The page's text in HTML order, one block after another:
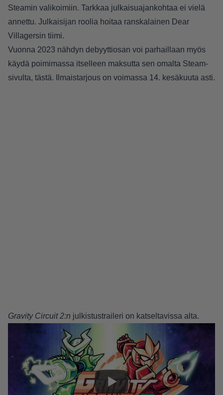
Steamin valikoimiin. Tarkkaa julkaisuajankohtaa ei vielä
annettu. Julkaisijan roolia hoitaa ranskalainen Dear
Villagersin tiimi.
Vuonna 2023 nähdyn debyyttiosan voi parhaillaan myös
käydä poimimassa itselleen maksutta sen omalta Steam-
sivulta, tästä. Ilmaistarjous on voimassa 14. kesäkuuta asti.
Gravity Circuit 2:n julkistustraileri on katseltavissa alta.